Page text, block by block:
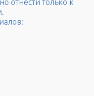
отнести только к